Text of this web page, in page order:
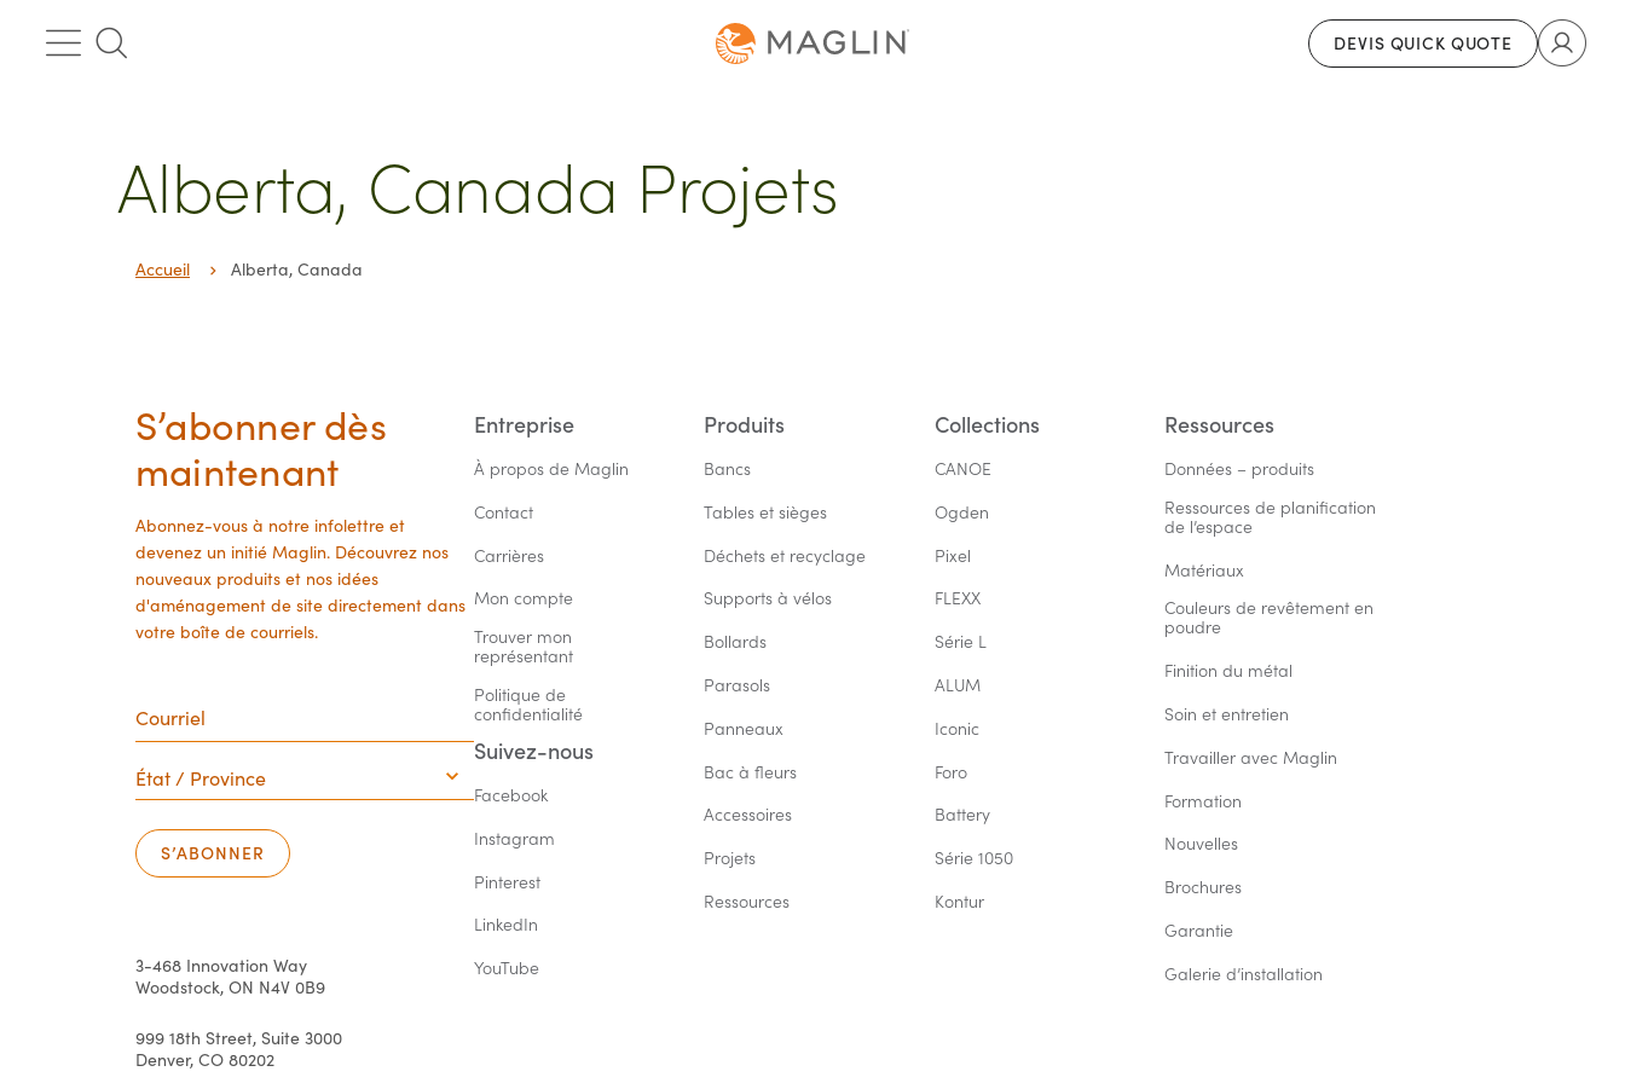
DEVIS QUICK QUOTE
Alberta, Canada Projets
Accueil Alberta, Canada
S’abonner dès
maintenant
Abonnez-vous à notre infolettre et
devenez un initié Maglin. Découvrez nos
nouveaux produits et nos idées
d'aménagement de site directement dans
votre boîte de courriels.
État
/
Province
S’ABONNER
3-468 Innovation Way
Woodstock, ON N4V 0B9
999 18th Street, Suite 3000
Denver, CO 80202
Entreprise
À propos de Maglin
Contact
Carrières
Mon compte
Trouver mon
représentant
Politique de
confidentialité
Suivez-nous
Facebook
Instagram
Pinterest
LinkedIn
YouTube
Produits
Bancs
Tables et sièges
Déchets et recyclage
Supports à vélos
Bollards
Parasols
Panneaux
Bac à fleurs
Accessoires
Projets
Ressources
Collections
CANOE
Ogden
Pixel
FLEXX
Série L
ALUM
Iconic
Foro
Battery
Série 1050
Kontur
Ressources
Données – produits
Ressources de planification
de l’espace
Matériaux
Couleurs de revêtement en
poudre
Finition du métal
Soin et entretien
Travailler avec Maglin
Formation
Nouvelles
Brochures
Garantie
Galerie d’installation